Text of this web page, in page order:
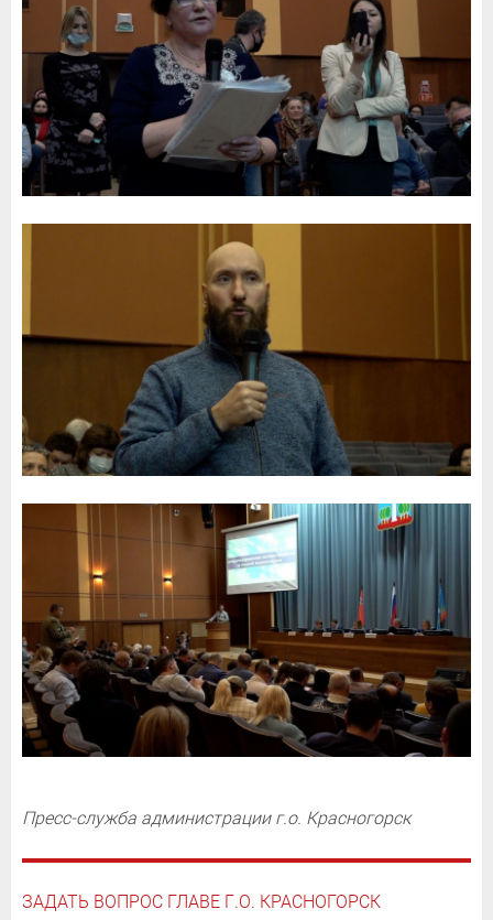
Пресс-служба администрации г.о. Красногорск
ЗАДАТЬ ВОПРОС ГЛАВЕ Г.О. КРАСНОГОРСК